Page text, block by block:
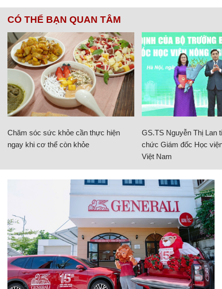
CÓ THỂ BẠN QUAN TÂM
Chăm sóc sức khỏe cần thực hiện
ngay khi cơ thể còn khỏe
GS.TS Nguyễn Thị Lan
chức Giám đốc Học
Việt Nam